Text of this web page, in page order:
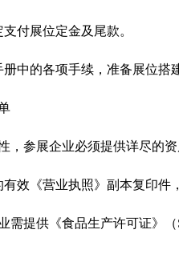
付展位定金及尾款。
中的各项手续，准备展位搭
，参展企业必须提供详尽的
效《营业执照》副本复印件
需提供《食品生产许可证》